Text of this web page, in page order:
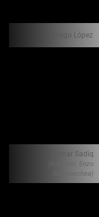
Diego López
Umar Sadiq
(Kiến tạo: Enzo
Barrenechea)